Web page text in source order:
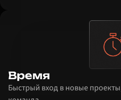
Время
Быстрый вход в новые